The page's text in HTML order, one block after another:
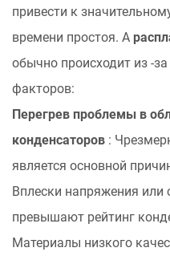
оборудовании?
1.1
напряжение
и
его
влияние
на
конденсаторов
2
привести к
времени простоя. А
обычно происходит из -
факторов:
Перегрев проблемы в
конденсаторов :
является основной
Вплески напряжения
превышают рейтинг
Материалы низкого